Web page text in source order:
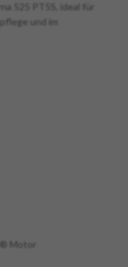
525 PT5S, ideal für
und im
Motor